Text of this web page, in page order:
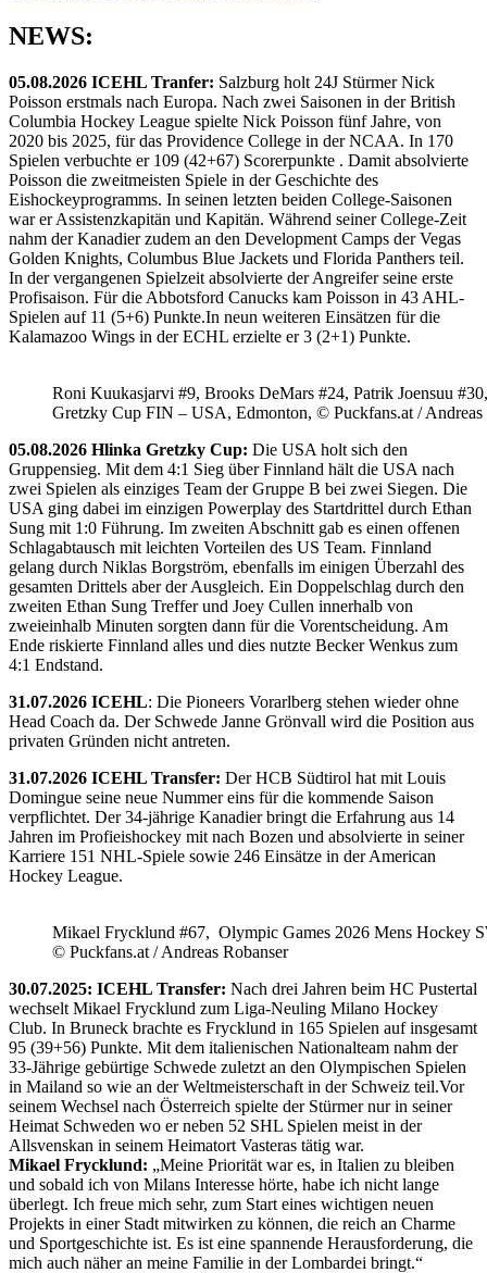
NEWS:
05.08.2026 ICEHL Tranfer: Salzburg holt 24J Stürmer Nick
Poisson erstmals nach Europa. Nach zwei Saisonen in der British
Columbia Hockey League spielte Nick Poisson fünf Jahre, von
2020 bis 2025, für das Providence College in der NCAA. In 170
Spielen verbuchte er 109 (42+67) Scorerpunkte . Damit absolvierte
Poisson die zweitmeisten Spiele in der Geschichte des
Eishockeyprogramms. In seinen letzten beiden College-Saisonen
war er Assistenzkapitän und Kapitän. Während seiner College-Zeit
nahm der Kanadier zudem an den Development Camps der Vegas
Golden Knights, Columbus Blue Jackets und Florida Panthers teil.
In der vergangenen Spielzeit absolvierte der Angreifer seine erste
Profisaison. Für die Abbotsford Canucks kam Poisson in 43 AHL-
Spielen auf 11 (5+6) Punkte.In neun weiteren Einsätzen für die
Kalamazoo Wings in der ECHL erzielte er 3 (2+1) Punkte.
Roni Kuukasjarvi #9, Brooks DeMars #24, Patrik Joensuu
Gretzky Cup FIN – USA, Edmonton, © Puckfans.at / Andreas
05.08.2026 Hlinka Gretzky Cup: Die USA holt sich den
Gruppensieg. Mit dem 4:1 Sieg über Finnland hält die USA nach
zwei Spielen als einziges Team der Gruppe B bei zwei Siegen. Die
USA ging dabei im einzigen Powerplay des Startdrittel durch Ethan
Sung mit 1:0 Führung. Im zweiten Abschnitt gab es einen offenen
Schlagabtausch mit leichten Vorteilen des US Team. Finnland
gelang durch Niklas Borgström, ebenfalls im einigen Überzahl des
gesamten Drittels aber der Ausgleich. Ein Doppelschlag durch den
zweiten Ethan Sung Treffer und Joey Cullen innerhalb von
zweieinhalb Minuten sorgten dann für die Vorentscheidung. Am
Ende riskierte Finnland alles und dies nutzte Becker Wenkus zum
4:1 Endstand.
31.07.2026 ICEHL: Die Pioneers Vorarlberg stehen wieder ohne
Head Coach da. Der Schwede Janne Grönvall wird die Position aus
privaten Gründen nicht antreten.
31.07.2026 ICEHL Transfer: Der HCB Südtirol hat mit Louis
Domingue seine neue Nummer eins für die kommende Saison
verpflichtet. Der 34-jährige Kanadier bringt die Erfahrung aus 14
Jahren im Profieishockey mit nach Bozen und absolvierte in seiner
Karriere 151 NHL-Spiele sowie 246 Einsätze in der American
Hockey League.
Mikael Frycklund #67, Olympic Games 2026 Mens Hockey
© Puckfans.at / Andreas Robanser
30.07.2025: ICEHL Transfer: Nach drei Jahren beim HC Pustertal
wechselt Mikael Frycklund zum Liga-Neuling Milano Hockey
Club. In Bruneck brachte es Frycklund in 165 Spielen auf insgesamt
95 (39+56) Punkte. Mit dem italienischen Nationalteam nahm der
33-Jährige gebürtige Schwede zuletzt an den Olympischen Spielen
in Mailand so wie an der Weltmeisterschaft in der Schweiz teil.Vor
seinem Wechsel nach Österreich spielte der Stürmer nur in seiner
Heimat Schweden wo er neben 52 SHL Spielen meist in der
Allsvenskan in seinem Heimatort Vasteras tätig war.
Mikael Frycklund: „Meine Priorität war es, in Italien zu bleiben
und sobald ich von Milans Interesse hörte, habe ich nicht lange
überlegt. Ich freue mich sehr, zum Start eines wichtigen neuen
Projekts in einer Stadt mitwirken zu können, die reich an Charme
und Sportgeschichte ist. Es ist eine spannende Herausforderung, die
mich auch näher an meine Familie in der Lombardei bringt.“